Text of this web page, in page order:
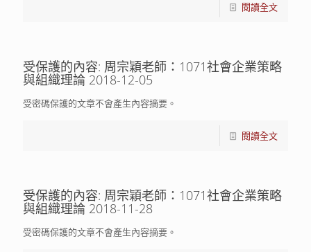
閱讀全文
受保護的內容: 周宗穎老師：1071社會企業策略
與組織理論 2018-12-05
受密碼保護的文章不會產生內容摘要。
閱讀全文
受保護的內容: 周宗穎老師：1071社會企業策略
與組織理論 2018-11-28
受密碼保護的文章不會產生內容摘要。